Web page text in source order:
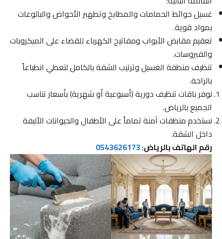
غسيل حوائط الحمامات والمطابخ وتطهير الأحواض والبالوعات
بمواد قوية.
تعقيم مقابض الأبواب ومفاتيح الكهرباء للقضاء على الميكروبات
والفيروسات.
تنظيف منطقة الغسيل وترتيب الشقة بالكامل لتعطي انطباعاً
بالراحة.
نوفر باقات تنظيف دورية (أسبوعية أو شهرية) بأسعار تناسب
الجميع بالرياض.
نستخدم منظفات آمنة تماماً على الأطفال والحيوانات الأليفة
داخل الشقة.
رقم الهاتف بالرياض:0543626173